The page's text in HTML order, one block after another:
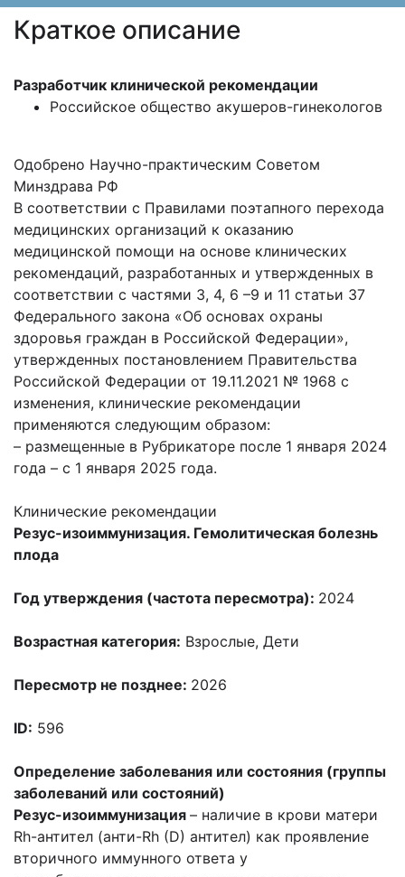
Краткое описание
Разработчик клинической рекомендации
Российское общество акушеров-гинекологов
Одобрено Научно-практическим Советом
Минздрава РФ
В соответствии с Правилами поэтапного перехода
медицинских организаций к оказанию
медицинской помощи на основе клинических
рекомендаций, разработанных и утвержденных в
соответствии с частями 3, 4, 6 –9 и 11 статьи 37
Федерального закона «Об основах охраны
здоровья граждан в Российской Федерации»,
утвержденных постановлением Правительства
Российской Федерации от 19.11.2021 № 1968 с
изменения, клинические рекомендации
применяются следующим образом:
– размещенные в Рубрикаторе после 1 января 2024
года – с 1 января 2025 года.
Клинические рекомендации
Резус-изоиммунизация. Гемолитическая болезнь
плода
Год утверждения (частота пересмотра): 2024
Возрастная категория: Взрослые, Дети
Пересмотр не позднее: 2026
ID: 596
Определение заболевания или состояния (группы
заболеваний или состояний)
Резус-изоиммунизация – наличие в крови матери
Rh-антител (анти-Rh (D) антител) как проявление
вторичного иммунного ответа у